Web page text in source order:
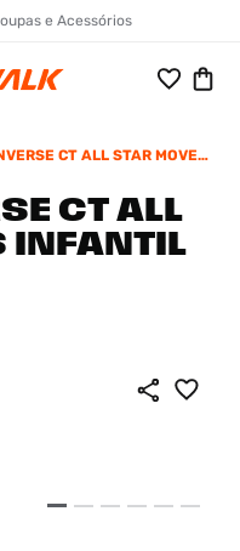
e Acessórios
STAR MOVE
CT ALL
INFANTIL